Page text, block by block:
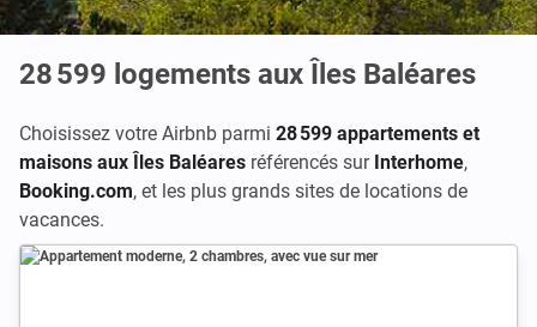
28 599 logements aux Îles Baléares
Choisissez votre Airbnb parmi 28 599 appartements et
maisons aux Îles Baléares référencés sur Interhome,
Booking.com, et les plus grands sites de locations de
vacances.